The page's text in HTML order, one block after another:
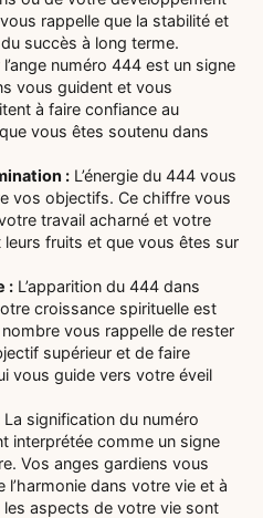
rappelle que la stabilité et
succès à long terme.
l’ange numéro 444 est un signe
vous guident et vous
à faire confiance au
vous êtes soutenu dans
: L’énergie du 444 vous
vos objectifs. Ce chiffre vous
travail acharné et votre
fruits et que vous êtes sur
: L’apparition du 444 dans
croissance spirituelle est
vous rappelle de rester
supérieur et de faire
vous guide vers votre éveil
La signification du numéro
interprétée comme un signe
Vos anges gardiens vous
l’harmonie dans votre vie et à
aspects de votre vie sont